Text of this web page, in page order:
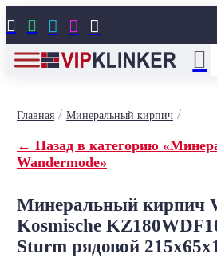
    
Главная/ Минеральный кирпич/
← Назад в категорию
Wandermode»
Минеральный кирпич
Kosmische
Sturm рядовой